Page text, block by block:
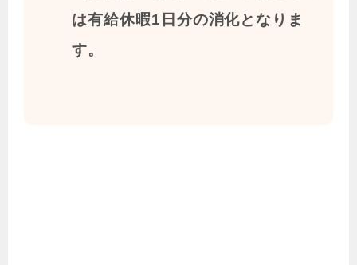
は有給休暇1日分の消化となりま
す。